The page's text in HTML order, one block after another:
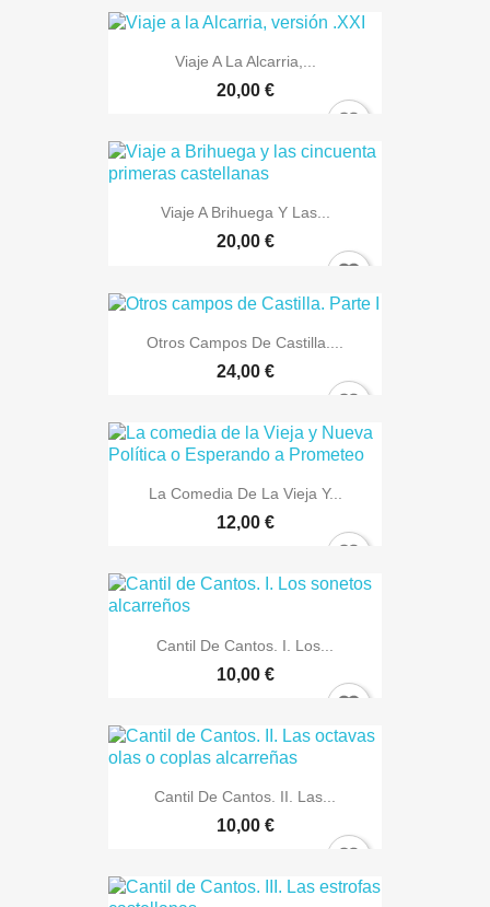
Viaje A La Alcarria,...
20,00 €
Viaje A Brihuega Y Las...
20,00 €
Otros Campos De Castilla....
24,00 €
La Comedia De La Vieja Y...
12,00 €
Cantil De Cantos. I. Los...
10,00 €
Cantil De Cantos. II. Las...
10,00 €
Sign in
You need to be logged in to save products in your wish